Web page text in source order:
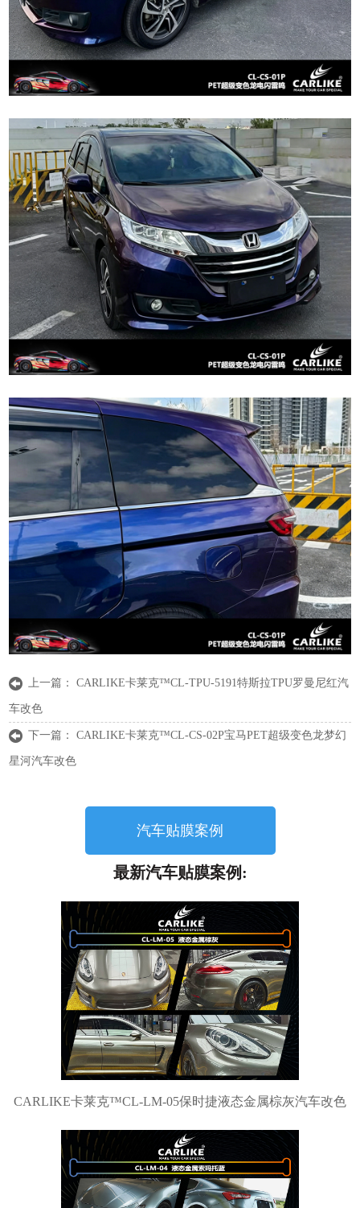
上一篇：CARLIKE卡莱克™CL-TPU-5191特斯拉TPU罗曼尼红汽
车改色
下一篇：CARLIKE卡莱克™CL-CS-02P宝马PET超级变色龙梦幻
星河汽车改色
汽车贴膜案例
最新汽车贴膜案例:
CARLIKE卡莱克™CL-LM-05保时捷液态金属棕灰汽车改色